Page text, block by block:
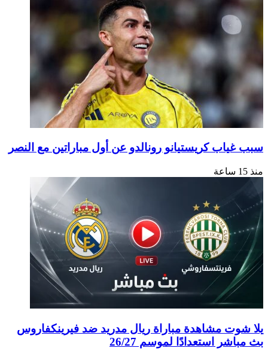
سبب غياب كريستيانو رونالدو عن أول مباراتين مع النصر
منذ 15 ساعة
يلا شوت مشاهدة مباراة ريال مدريد ضد فيرينكفاروس
بث مباشر استعدادًا لموسم 26/27